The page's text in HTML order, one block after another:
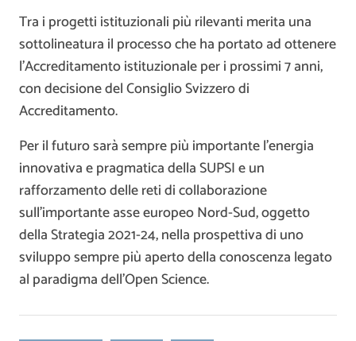
Tra i progetti istituzionali più rilevanti merita una
sottolineatura il processo che ha portato ad ottenere
l’Accreditamento istituzionale per i prossimi 7 anni,
con decisione del Consiglio Svizzero di
Accreditamento.
Per il futuro sarà sempre più importante l’energia
innovativa e pragmatica della SUPSI e un
rafforzamento delle reti di collaborazione
sull’importante asse europeo Nord-Sud, oggetto
della Strategia 2021-24, nella prospettiva di uno
sviluppo sempre più aperto della conoscenza legato
al paradigma dell’Open Science.